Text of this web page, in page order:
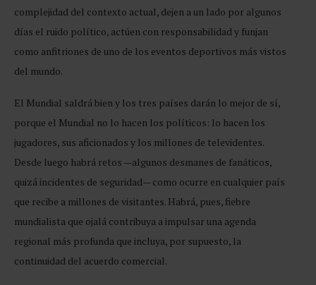
complejidad del contexto actual, dejen a un lado por algunos
días el ruido político, actúen con responsabilidad y funjan
como anfitriones de uno de los eventos deportivos más vistos
del mundo.
El Mundial saldrá bien y los tres países darán lo mejor de sí,
porque el Mundial no lo hacen los políticos: lo hacen los
jugadores, sus aficionados y los millones de televidentes.
Desde luego habrá retos —algunos desmanes de fanáticos,
quizá incidentes de seguridad— como ocurre en cualquier país
que recibe a millones de visitantes. Habrá, pues, fiebre
mundialista que ojalá contribuya a impulsar una agenda
regional más profunda que incluya, por supuesto, la
continuidad del acuerdo comercial.